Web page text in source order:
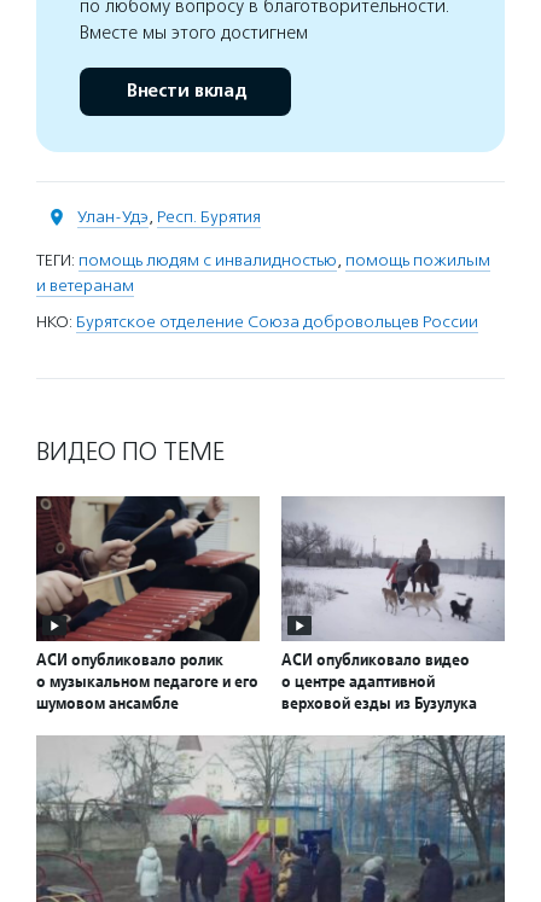
по любому вопросу в благотворительности.
Вместе мы этого достигнем
Внести вклад
Улан-Удэ, Респ. Бурятия
ТЕГИ: помощь людям с инвалидностью, помощь пожилым
и ветеранам
НКО: Бурятское отделение Союза добровольцев России
ВИДЕО ПО ТЕМЕ
АСИ опубликовало ролик
о музыкальном педагоге и его
шумовом ансамбле
АСИ опубликовало видео
о центре адаптивной
верховой езды из Бузулука